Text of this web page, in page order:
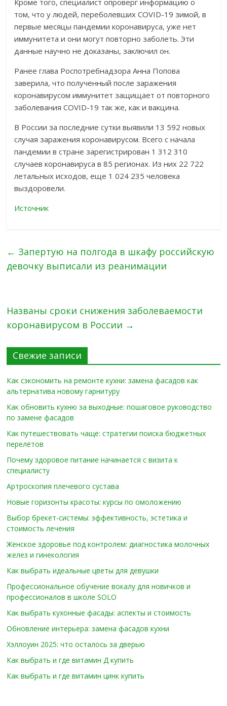
Кроме того, специалист опроверг информацию о
том, что у людей, переболевших COVID-19 зимой, в
первые месяцы пандемии коронавируса, уже нет
иммунитета и они могут повторно заболеть. Эти
данные научно не доказаны, заключил он.
Ранее глава Роспотребнадзора Анна Попова
заверила, что полученный после заражения
коронавирусом иммунитет защищает от повторного
заболевания COVID-19 так же, как и вакцина.
В России за последние сутки выявили 13 592 новых
случая заражения коронавирусом. Всего с начала
пандемии в стране зарегистрирован 1 312 310
случаев коронавируса в 85 регионах. Из них 22 722
летальных исходов, еще 1 024 235 человека
выздоровели.
Источник
← Запертую на полгода в шкафу российскую
девочку выписали из реанимации
Названы сроки снижения заболеваемости
коронавирусом в России →
Свежие записи
Как сэкономить на ремонте кухни: замена фасадов как
альтернатива новому гарнитуру
Как обновить кухню за выходные: пошаговое руководство
по замене фасадов
Как путешествовать чаще: стратегии поиска бюджетных
перелётов
Почему здоровое питание начинается с визита к
специалисту
Артроскопия плечевого сустава
Новые горизонты красоты: курсы по омоложению
Выбор брекет-системы: эффективность, эстетика и
стоимость лечения
Женское здоровье под контролем: диагностика молочных
желез и гинекология
Как выбрать идеальные цветы для девушки
Профессиональное обучение вокалу для новичков и
профессионалов в школе SOLO
Как выбрать кухонные фасады: аспекты и стоимость
Обновление интерьера: замена фасадов кухни
Хэллоуин 2025: что осталось за дверью
Как выбрать и где витамин Д купить
Как выбрать и где витамин цинк купить